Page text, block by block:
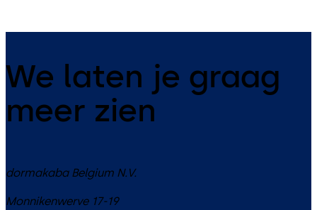
We laten je graag
meer zien
dormakaba Belgium N.V.
Monnikenwerve 17-19